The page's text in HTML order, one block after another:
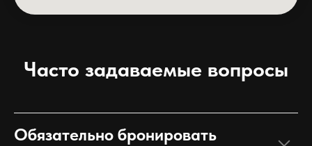
Часто задаваемые вопросы
Обязательно бронировать